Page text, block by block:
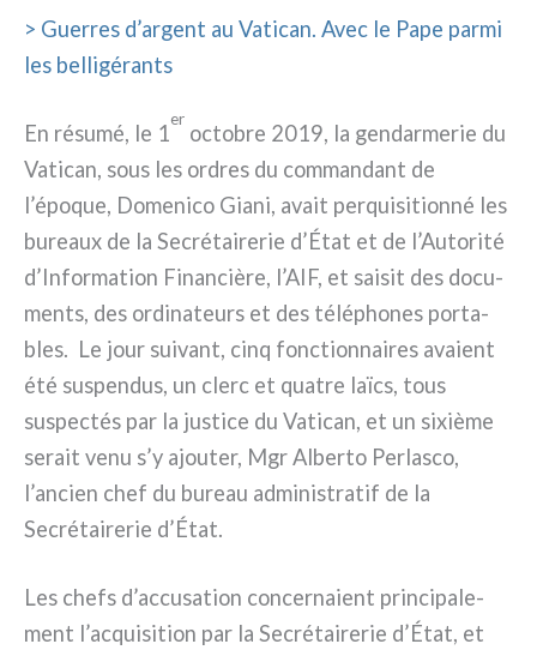
> Guerres d’argent au Vatican. Avec le Pape par­mi
les bel­li­gé­ran­ts
En résu­mé, le 1
er
octo­bre 2019, la gen­dar­me­rie du
Vatican, sous les ordres du com­man­dant de
l’époque, Domenico Giani, avait per­qui­si­tion­né les
bureaux de la Secrétairerie d’État et de l’Autorité
d’Information Financière, l’AIF, et sai­sit des docu­
men­ts, des ordi­na­teurs et des télé­pho­nes por­ta­
bles. Le jour sui­vant, cinq fonc­tion­nai­res ava­ient
été suspen­dus, un clerc et qua­tre laïcs, tous
suspec­tés par la justi­ce du Vatican, et un sixiè­me
serait venu s’y ajou­ter, Mgr Alberto Perlasco,
l’ancien chef du bureau admi­ni­stra­tif de la
Secrétairerie d’État.
Les chefs d’accusation con­cer­na­ient prin­ci­pa­le­
ment l’acquisition par la Secrétairerie d’État, et